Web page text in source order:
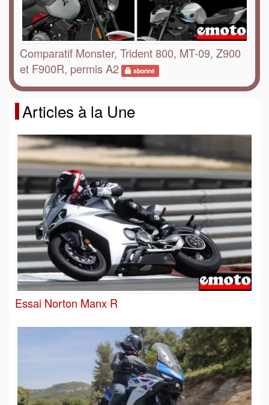
Comparatif Monster, Trident 800, MT-09, Z900
et F900R, permis A2
abonné
Articles à la Une
Essai Norton Manx R